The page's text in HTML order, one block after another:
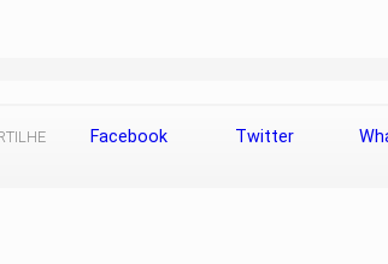
Facebook Twitter